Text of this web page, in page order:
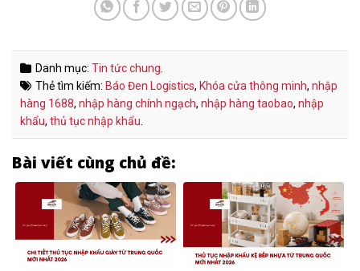
Danh mục: Tin tức chung
Thẻ tìm kiếm: Báo Đen Logistics, Khóa cửa thông minh, nhập
hàng 1688, nhập hàng chính ngạch, nhập hàng taobao, nhập
khẩu, thủ tục nhập khẩu
Bài viết cùng chủ đề: